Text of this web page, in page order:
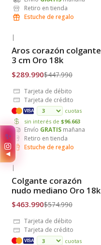
Retiro en tienda
Estuche de regalo
Envío Gratis
|
Aros corazón colgante
3 cm Oro 18k
$289.990$447.990
Tarjeta de débito
Tarjeta de crédito
VISA
cuotas
sin interés de $96.663
Envío GRATIS mañana
Retiro en tienda
Estuche de regalo
Envío Gratis
|
Colgante corazón
nudo mediano Oro 18k
$463.990$574.990
Tarjeta de débito
Tarjeta de crédito
VISA
cuotas
✨
◀